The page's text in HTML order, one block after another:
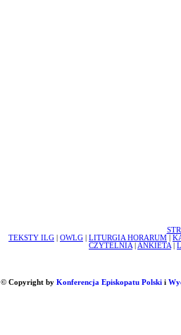
TEKSTY ILG
OWLG LITURGIA HORARUM
CZYTELNIA
ANKIETA
© Copyright by Konferencja Episkopatu Polskii